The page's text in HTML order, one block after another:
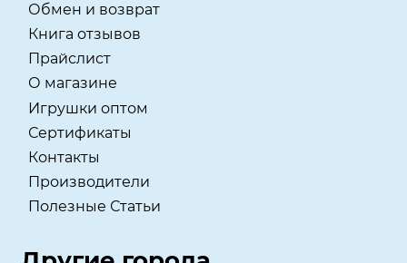
Обмен и возврат
Книга отзывов
Прайслист
О магазине
Игрушки оптом
Сертификаты
Контакты
Производители
Полезные Статьи